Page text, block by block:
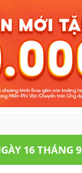
16 THÁNG 9